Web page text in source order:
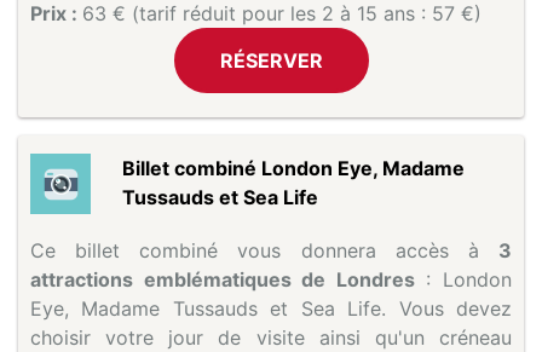
Prix : 63 € (tarif réduit pour les 2 à 15 ans : 57 €)
RÉSERVER
Billet combiné London Eye, Madame
Tussauds et Sea Life
Ce billet combiné vous donnera accès à 3
attractions emblématiques de Londres: London
Eye, Madame Tussauds et Sea Life. Vous devez
choisir votre jour de visite ainsi qu'un créneau